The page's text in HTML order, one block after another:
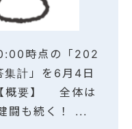
時点の「202
計」を6月4日
概要】 全体は
闘も続く！ ...